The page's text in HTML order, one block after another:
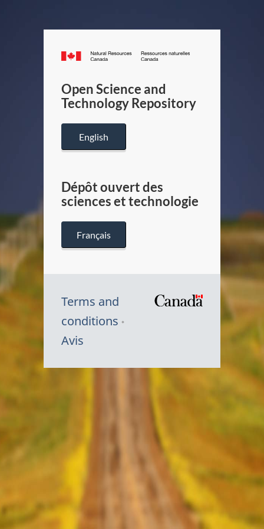
Canada.ca
/
Canada
Open Science and
Technology Repository
English
Dépôt ouvert des
sciences et technologie
Français
Terms and
conditions
Avis
Symbole
Canada